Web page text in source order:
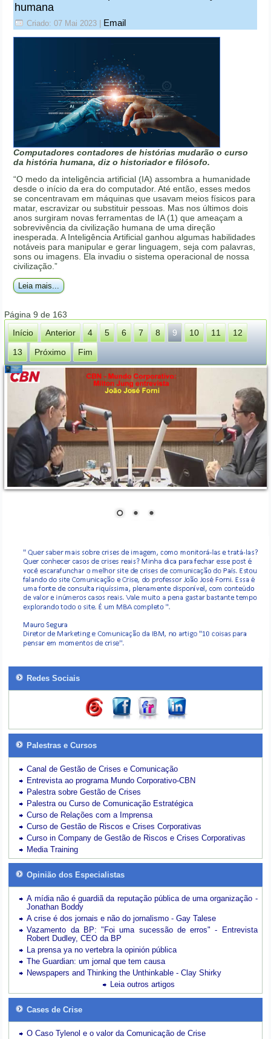
humana
Criado: 07 Mai 2023 Email
Computadores contadores de histórias mudarão o curso
da história humana, diz o historiador e filósofo.
“O medo da inteligência artificial (IA) assombra a humanidade
desde o início da era do computador. Até então, esses medos
se concentravam em máquinas que usavam meios físicos para
matar, escravizar ou substituir pessoas. Mas nos últimos dois
anos surgiram novas ferramentas de IA (1) que ameaçam a
sobrevivência da civilização humana de uma direção
inesperada. A Inteligência Artificial ganhou algumas habilidades
notáveis para manipular e gerar linguagem, seja com palavras,
sons ou imagens. Ela invadiu o sistema operacional de nossa
civilização.”
Leia mais...
Página 9 de 163
Início
Anterior 4 5 6 7 8 9 10 11
12
13
Próximo Fim
Redes Sociais
Palestras e Cursos
Canal de Gestão de Crises e Comunicação
Entrevista ao programa Mundo Corporativo-CBN
Palestra sobre Gestão de Crises
Palestra ou Curso de Comunicação Estratégica
Curso de Relações com a Imprensa
Curso de Gestão de Riscos e Crises Corporativas
Curso in Company de Gestão de Riscos e Crises Corporativas
Media Training
Opinião dos Especialistas
A mídia não é guardiã da reputação pública de uma organização -
Jonathan Boddy
A crise é dos jornais e não do jornalismo - Gay Talese
Vazamento da BP: "Foi uma sucessão de erros" - Entrevista
Robert Dudley, CEO da BP
La prensa ya no vertebra la opinión pública
The Guardian: um jornal que tem causa
Newspapers and Thinking the Unthinkable - Clay Shirky
Leia outros artigos
Cases de Crise
O Caso Tylenol e o valor da Comunicação de Crise